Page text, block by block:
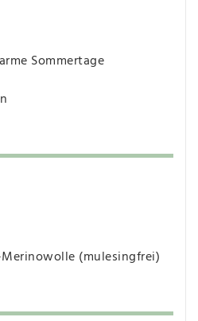
Sommertage
(mulesingfrei)